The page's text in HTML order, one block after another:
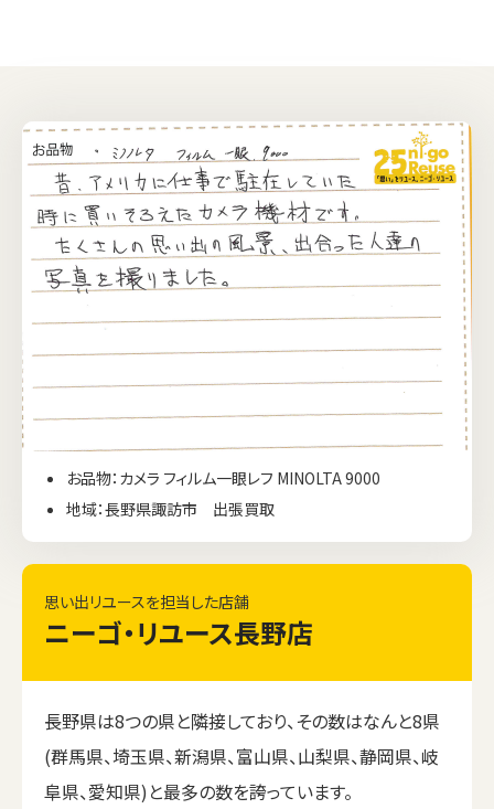
お品物：カメラ フィルム一眼レフ MINOLTA 9000
地域：長野県諏訪市 出張買取
思い出リユースを担当した店舗
ニーゴ・リユース長野店
長野県は8つの県と隣接しており、その数はなんと8県
(群馬県、埼玉県、新潟県、富山県、山梨県、静岡県、岐
阜県、愛知県)と最多の数を誇っています。